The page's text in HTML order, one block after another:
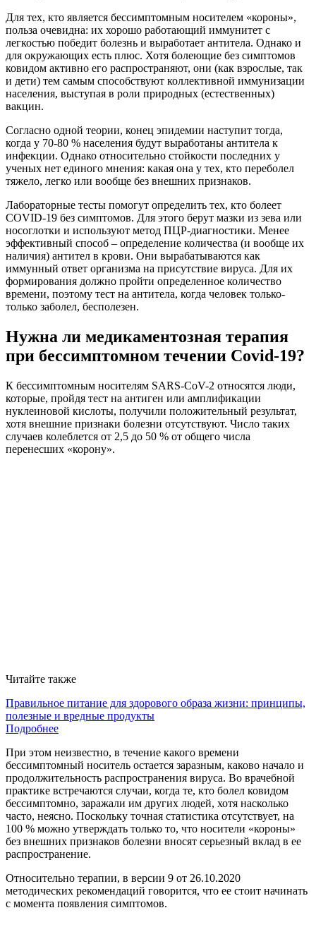
Для тех, кто является бессимптомным носителем «короны»,
польза очевидна: их хорошо работающий иммунитет с
легкостью победит болезнь и выработает антитела. Однако и
для окружающих есть плюс. Хотя болеющие без симптомов
ковидом активно его распространяют, они (как взрослые, так
и дети) тем самым способствуют коллективной иммунизации
населения, выступая в роли природных (естественных)
вакцин.
Согласно одной теории, конец эпидемии наступит тогда,
когда у 70-80 % населения будут выработаны антитела к
инфекции. Однако относительно стойкости последних у
ученых нет единого мнения: какая она у тех, кто переболел
тяжело, легко или вообще без внешних признаков.
Лабораторные тесты помогут определить тех, кто болеет
COVID-19 без симптомов. Для этого берут мазки из зева или
носоглотки и используют метод ПЦР-диагностики. Менее
эффективный способ – определение количества (и вообще их
наличия) антител в крови. Они вырабатываются как
иммунный ответ организма на присутствие вируса. Для их
формирования должно пройти определенное количество
времени, поэтому тест на антитела, когда человек только-
только заболел, бесполезен.
Нужна ли медикаментозная терапия
при бессимптомном течении Covid-19?
К бессимптомным носителям SARS-CoV-2 относятся люди,
которые, пройдя тест на антиген или амплификации
нуклеиновой кислоты, получили положительный результат,
хотя внешние признаки болезни отсутствуют. Число таких
случаев колеблется от 2,5 до 50 % от общего числа
перенесших «корону».
Читайте также
Правильное питание для здорового образа жизни: принципы,
полезные и вредные продукты
Подробнее
При этом неизвестно, в течение какого времени
бессимптомный носитель остается заразным, каково начало и
продолжительность распространения вируса. Во врачебной
практике встречаются случаи, когда те, кто болел ковидом
бессимптомно, заражали им других людей, хотя насколько
часто, неясно. Поскольку точная статистика отсутствует, на
100 % можно утверждать только то, что носители «короны»
без внешних признаков болезни вносят серьезный вклад в ее
распространение.
Относительно терапии, в версии 9 от 26.10.2020
методических рекомендаций говорится, что ее стоит начинать
с момента появления симптомов.